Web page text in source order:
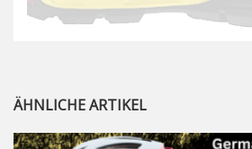
ÄHNLICHE ARTIKEL